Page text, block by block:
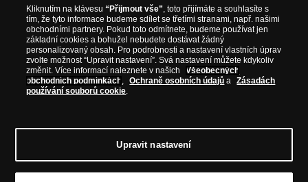
Kliknutím na klávesu“Přijmout vše”, toto přijímáte a souhlasíte s
tím, že tyto informace budeme sdílet se třetími stranami, např. našimi
obchodními partnery. Pokud toto odmítnete, budeme používat jen
základní cookies a bohužel nebudete dostávat žádný
personalizovaný obsah. Pro podrobnosti a nastavení vlastních úprav
zvolte možnost “Upravit nastavení”. Svá nastavení můžete kdykoliv
změnit. Více informací naleznete v našich
Všeobecných
obchodních podmínkách , Ochraně osobních údajů a
Zásadách
používání souborů cookie.
Upravit nastavení